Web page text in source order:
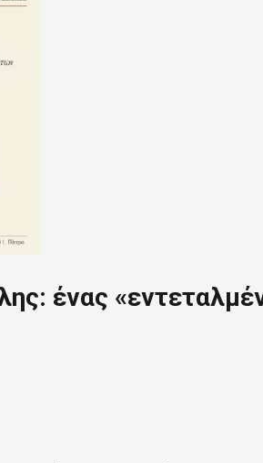
ένας